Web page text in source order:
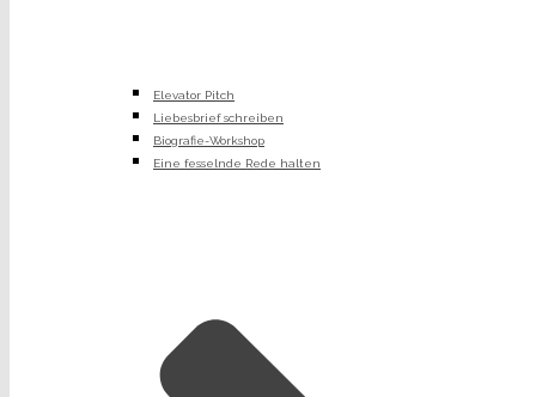
Elevator Pitch
Liebesbrief schreiben
Biografie-Workshop
Eine fesselnde Rede halten